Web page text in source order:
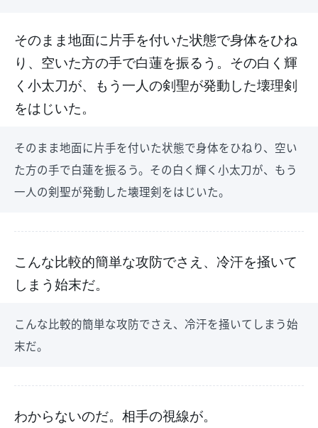
そのまま地面に片手を付いた状態で身体をひね
り、空いた方の手で白蓮を振るう。その白く輝
く小太刀が、もう一人の剣聖が発動した壊理剣
をはじいた。
そのまま地面に片手を付いた状態で身体をひねり、空い
た方の手で白蓮を振るう。その白く輝く小太刀が、もう
一人の剣聖が発動した壊理剣をはじいた。
こんな比較的簡単な攻防でさえ、冷汗を掻いて
しまう始末だ。
こんな比較的簡単な攻防でさえ、冷汗を掻いてしまう始
末だ。
わからないのだ。相手の視線が。